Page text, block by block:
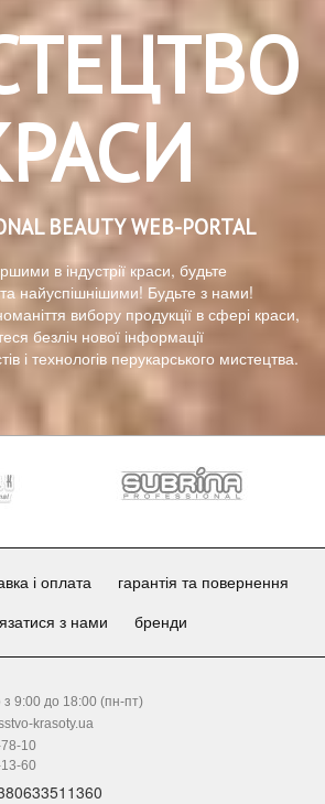
BEAUTY WEB-PORTAL
в індустрії краси, будьте
найуспішнішими! Будьте з нами!
вибору продукції в сфері краси,
безліч нової інформації
і технологів перукарського мистецтва.
і оплата гарантія та повернення
з нами бренди
9:00 до 18:00 (пн-пт)
krasoty.ua
10
60